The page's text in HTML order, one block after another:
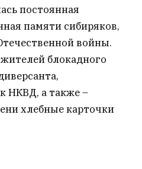
постоянная
памяти сибиряков,
войны.
блокадного
НКВД, а также –
хлебные карточки